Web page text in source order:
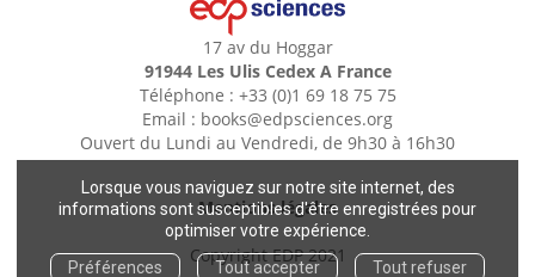
Lorsque vous naviguez sur notre site internet, des
informations sont susceptibles d'être enregistrées pour
optimiser votre expérience.
Préférences
Tout accepter Tout refuser
17 av du Hoggar
91944 Les Ulis Cedex A France
Téléphone : +33 (0)1 69 18 75 75
Email : books@edpsciences.org
Ouvert du Lundi au Vendredi, de 9h30 à 16h30
Mentions légales
Copyright EDP 2021